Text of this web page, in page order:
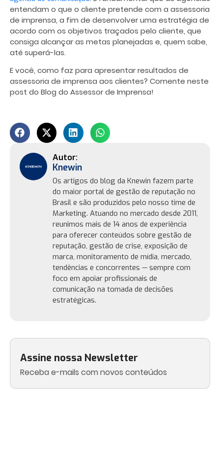
Assine nossa Newsletter
Receba e-mails com novos conteúdos
entendam o que o cliente pretende com a assessoria
de imprensa, a fim de desenvolver uma estratégia de
acordo com os objetivos traçados pelo cliente, que
consiga alcançar as metas planejadas e, quem sabe,
até superá-las.
E você, como faz para apresentar resultados de
assessoria de imprensa aos clientes? Comente neste
post do Blog do Assessor de Imprensa!
Knewin
Os artigos do blog da Knewin fazem parte
do maior portal de gestão de reputação no
Brasil e são produzidos pelo nosso time de
Marketing. Atuando no mercado desde 2011,
reunimos mais de 14 anos de experiência
para oferecer conteúdos sobre gestão de
reputação, gestão de crise, exposição de
marca, monitoramento de mídia, mercado,
tendências e concorrentes — sempre com
foco em apoiar profissionais de
comunicação na tomada de decisões
estratégicas.